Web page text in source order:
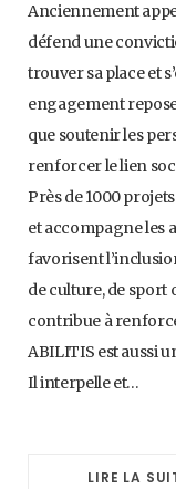
Anciennement
défend une
trouver sa place et
engagement
que soutenir les
renforcer le lien
Près de 1000
et accompagne les
favorisent
de culture, de sport
contribue à
ABILITIS est aussi
Il interpelle et…
LIRE LA